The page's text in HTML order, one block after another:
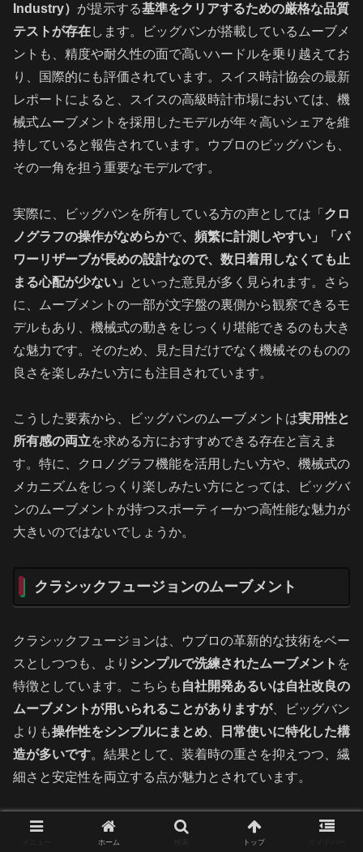
Industry） が提示する基準をクリアするための厳格な品質
テストが存在します。ビッグバンが搭載しているムーブメ
ントも、精度や耐久性の面で高いハードルを乗り越えてお
り、国際的にも評価されています。スイス時計協会の最新
レポートによると、スイスの高級時計市場においては、機
械式ムーブメントを採用したモデルが年々高いシェアを維
持していると報告されています。ウブロのビッグバンも、
その一角を担う重要なモデルです。
実際に、ビッグバンを所有している方の声としては「 クロ
ノグラフの操作がなめらかで、頻繁に計測しやすい」「パ
ワーリザーブが長めの設計なので、数日着用しなくても止
まる心配が少ない」
といった意見が多く見られます。さら
に、ムーブメントの一部が文字盤の裏側から観察できるモ
デルもあり、機械式の動きをじっくり堪能できるのも大き
な魅力です。そのため、見た目だけでなく機械そのものの
良さを楽しみたい方にも注目されています。
こうした要素から、ビッグバンのムーブメントは実用性と
所有感の両立を求める方におすすめできる存在と言えま
す。特に、クロノグラフ機能を活用したい方や、機械式の
メカニズムをじっくり楽しみたい方にとっては、ビッグバ
ンのムーブメントが持つスポーティーかつ高性能な魅力が
大きいのではないでしょうか。
クラシックフュージョンのムーブメント
クラシックフュージョンは、ウブロの革新的な技術をベー
スとしつつも、より シンプルで洗練されたムーブメント を
特徴としています。こちらも 自社開発あるいは自社改良の
ムーブメントが用いられることがありますが、ビッグバン
よりも操作性をシンプルにまとめ
日常使いに特化した構
造が多いです。結果として、装着時の重さを抑えつつ、繊
細さと安定性を両立する点が魅力とされています。
スイス時計業界全体の傾向としては、複雑機構を搭載した
モデルだけでなく、シンプルながら高精度なムーブメント
ホーム トップ